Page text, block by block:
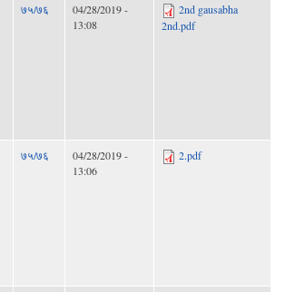
७५/७६
04/28/2019 -
13:08
2nd gausabha
2nd.pdf
७५/७६
04/28/2019 -
13:06
2.pdf